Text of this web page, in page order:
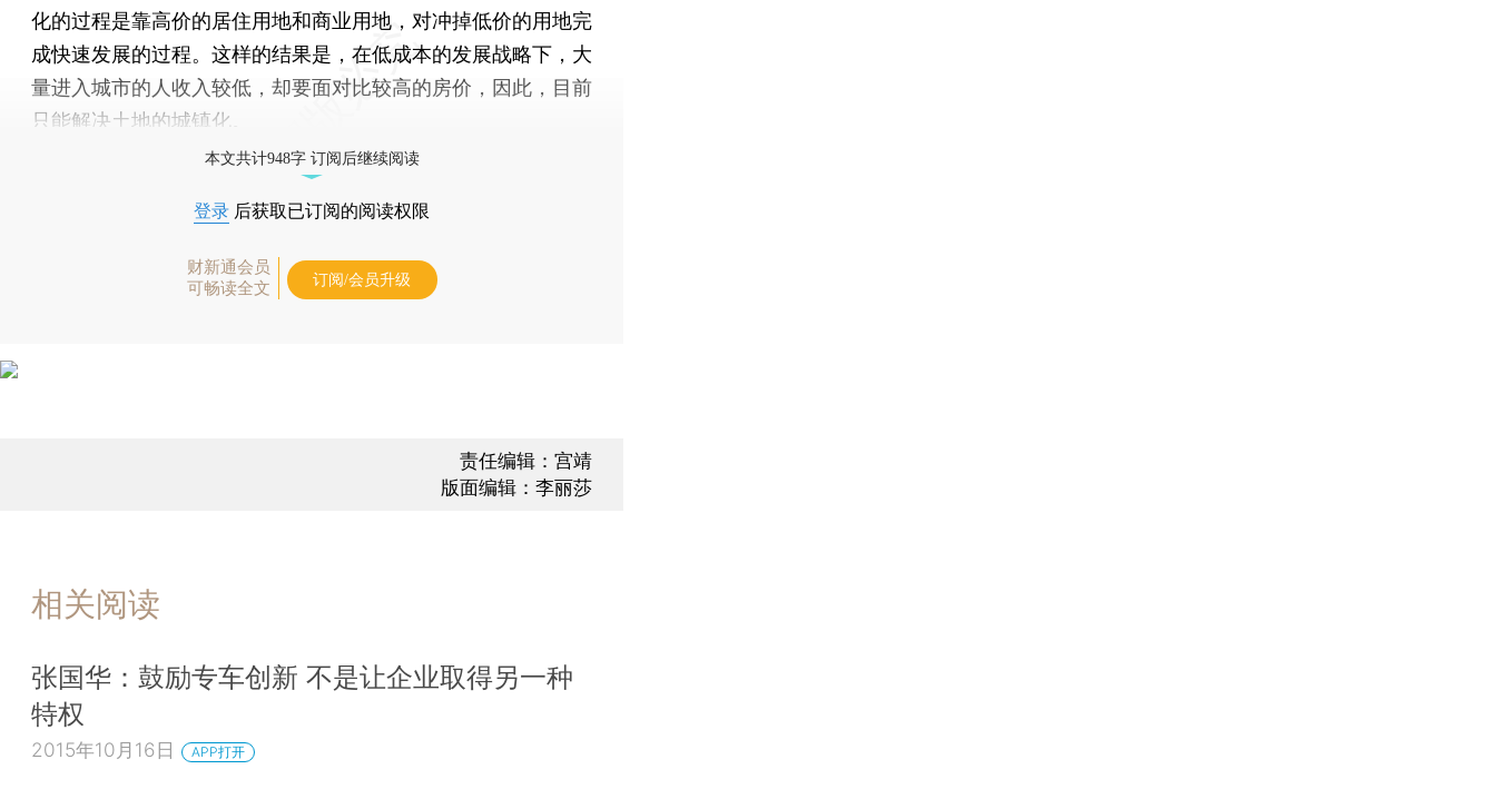
化的过程是靠高价的居住用地和商业用地，对冲掉低价的用地完
成快速发展的过程。这样的结果是，在低成本的发展战略下，大
量进入城市的人收入较低，却要面对比较高的房价，因此，目前
只能解决土地的城镇化。
本文共计948字 订阅后继续阅读
登录 后获取已订阅的阅读权限
财新通会员
可畅读全文
订阅/会员升级
责任编辑：宫靖
版面编辑：李丽莎
相关阅读
张国华：鼓励专车创新 不是让企业取得另一种
特权
2015年10月16日 APP打开